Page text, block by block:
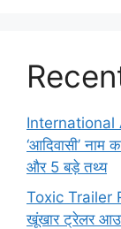
International
‘आदिवासी’
और 5 बड़े तथ्य
Toxic Trailer
खूंखार ट्रेलर